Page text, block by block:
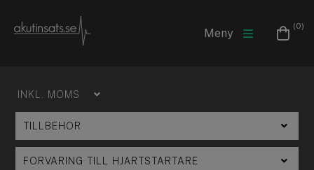
Meny
(0)